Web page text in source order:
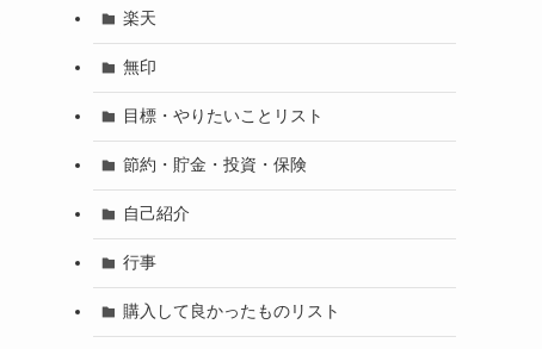
楽天
無印
目標・やりたいことリスト
節約・貯金・投資・保険
自己紹介
行事
購入して良かったものリスト